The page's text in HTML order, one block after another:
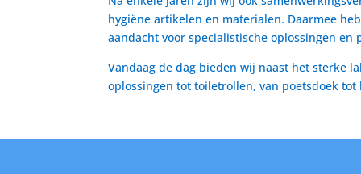
hygiëne artikelen en materialen. Daarmee
aandacht voor specialistische oplossingen en
Vandaag de dag bieden wij naast het sterke
oplossingen tot toiletrollen, van poetsdoek